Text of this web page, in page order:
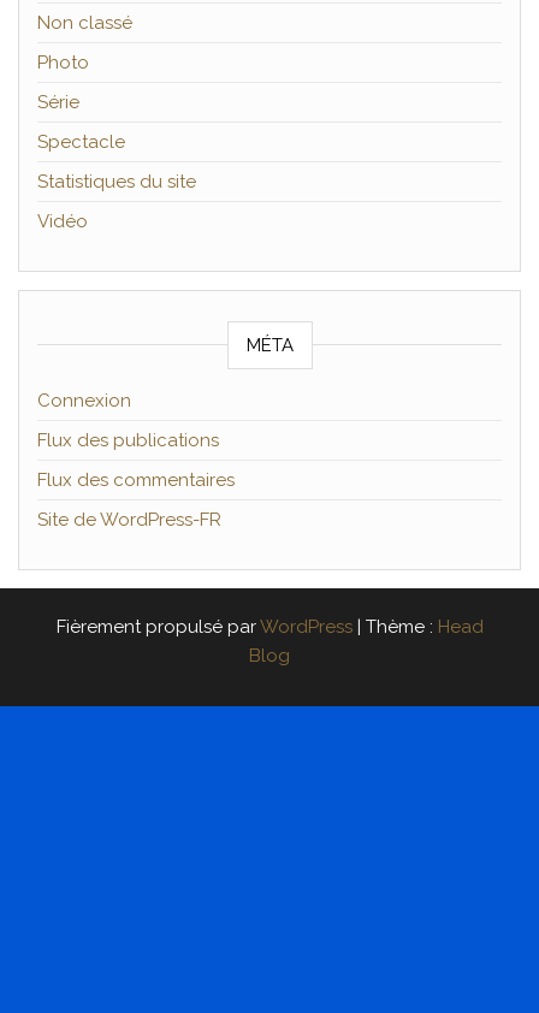
Non classé
Photo
Série
Spectacle
Statistiques du site
Vidéo
MÉTA
Connexion
Flux des publications
Flux des commentaires
Site de WordPress-FR
Fièrement propulsé parWordPress | Thème : Head
Blog